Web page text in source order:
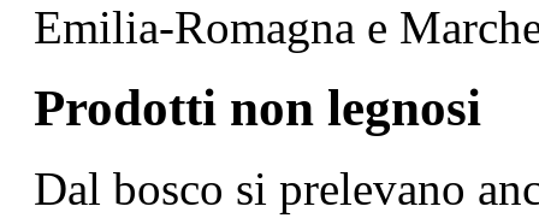
Emilia-Romagna e
Prodotti non legnosi
Dal bosco si prelevano